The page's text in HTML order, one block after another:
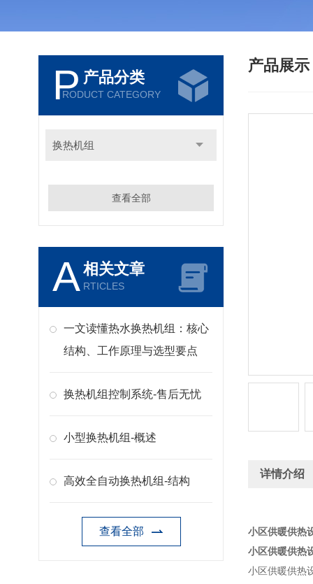
P 产品分类
RODUCT CATEGORY
换热机组
查看全部
A相关文章
RTICLES
一文读懂热水换热机组：核心
结构、工作原理与选型要点
换热机组控制系统-售后无忧
小型换热机组-概述
高效全自动换热机组-结构
查看全部
产品展示
详情介绍
小区供暖供热
小区供暖供热
小区供暖供热